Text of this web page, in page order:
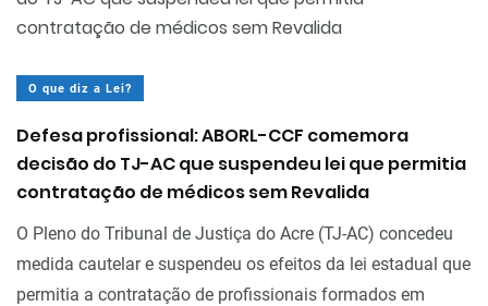
O que diz a Lei?
Defesa profissional: ABORL-CCF comemora
decisão do TJ-AC que suspendeu lei que permitia
contratação de médicos sem Revalida
O Pleno do Tribunal de Justiça do Acre (TJ-AC) concedeu
medida cautelar e suspendeu os efeitos da lei estadual que
permitia a contratação de profissionais formados em